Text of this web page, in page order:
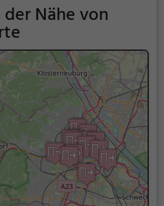
der Nähe von